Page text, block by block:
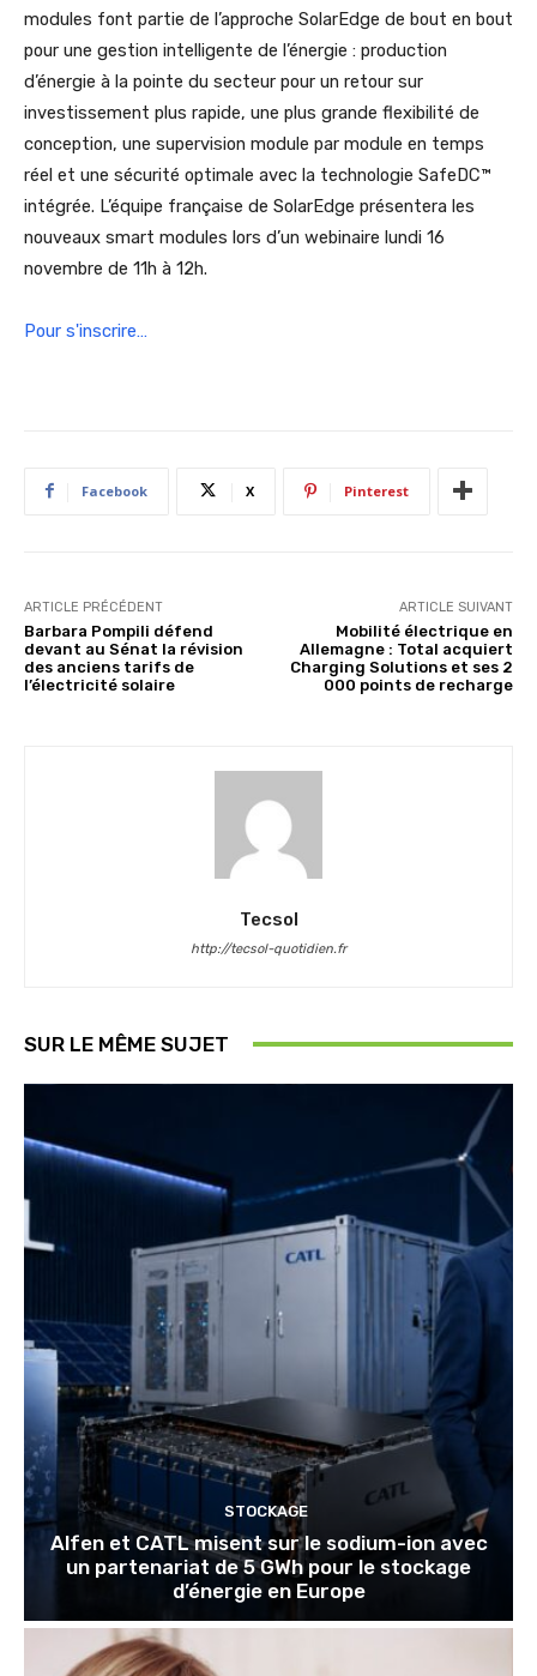
modules font partie de l’approche SolarEdge de bout en bout
pour une gestion intelligente de l’énergie : production
d’énergie à la pointe du secteur pour un retour sur
investissement plus rapide, une plus grande flexibilité de
conception, une supervision module par module en temps
réel et une sécurité optimale avec la technologie SafeDC™
intégrée. L’équipe française de SolarEdge présentera les
nouveaux smart modules lors d’un webinaire lundi 16
novembre de 11h à 12h.
Pour s'inscrire…
Facebook X Pinterest
ARTICLE PRÉCÉDENT
Barbara Pompili défend
devant au Sénat la révision
des anciens tarifs de
l’électricité solaire
ARTICLE SUIVANT
Mobilité électrique en
Allemagne : Total acquiert
Charging Solutions et ses 2
000 points de recharge
Tecsol
http://tecsol-quotidien.fr
SUR LE MÊME SUJET
STOCKAGE
Alfen et CATL misent sur le sodium-ion avec
un partenariat de 5 GWh pour le stockage
d’énergie en Europe